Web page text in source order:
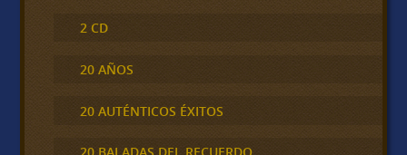
2 CD
20 AÑOS
20 AUTÉNTICOS ÉXITOS